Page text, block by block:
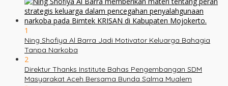
1
Ning Shofiya Al Barra Jadi Motivator Keluarga Bahagia
Tanpa Narkoba
2
Direktur Thanks Institute Bahas Pengembangan SDM
Masyarakat Aceh Bersama Bunda Salma Mualem